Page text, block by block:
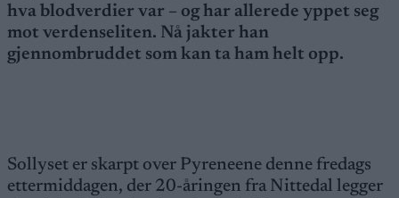
hva blodverdier var – og har allerede yppet seg
mot verdenseliten. Nå jakter han
gjennombruddet som kan ta ham helt opp.
Sollyset er skarpt over Pyreneene denne fredags
ettermiddagen, der 20-åringen fra Nittedal legger